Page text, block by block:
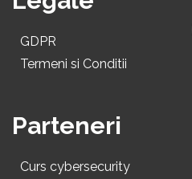
GDPR
Termeni si Conditii
Parteneri
Curs cybersecurity